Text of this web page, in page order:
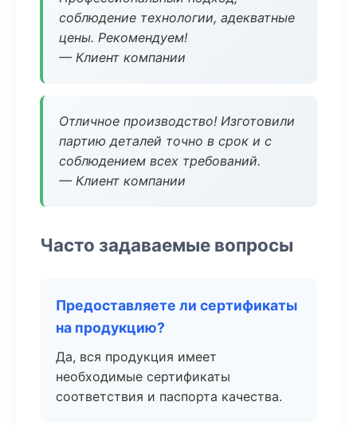
соблюдение технологии, адекватные
цены. Рекомендуем!
— Клиент компании
Отличное производство! Изготовили
партию деталей точно в срок и с
соблюдением всех требований.
— Клиент компании
Часто задаваемые вопросы
Предоставляете ли сертификаты
на продукцию?
Да, вся продукция имеет
необходимые сертификаты
соответствия и паспорта качества.